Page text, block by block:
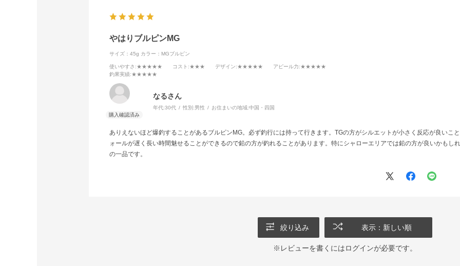
やはりブルピンMG
サイズ：45g カラー：MGブルピン
使いやすさ :★★★★★ コスト :★★★ デザイン:★★★★★ アピール力:★★★★★
釣果実績:★★★★★
なるさん
年代:30代 性別:男性 お住まいの地域:中国・四国
ありえないほど爆釣することがあるブルピンMG。必ず釣行には持って行きます。TGの方がシルエットが小さく反応が良いこ
ォールが遅く長い時間魅せることができるので鉛の方が釣れることがあります。特にシャローエリアでは鉛の方が良いかもし
の一品です。
絞り込み 表示：新しい順
※レビューを書くにはログインが必要です。